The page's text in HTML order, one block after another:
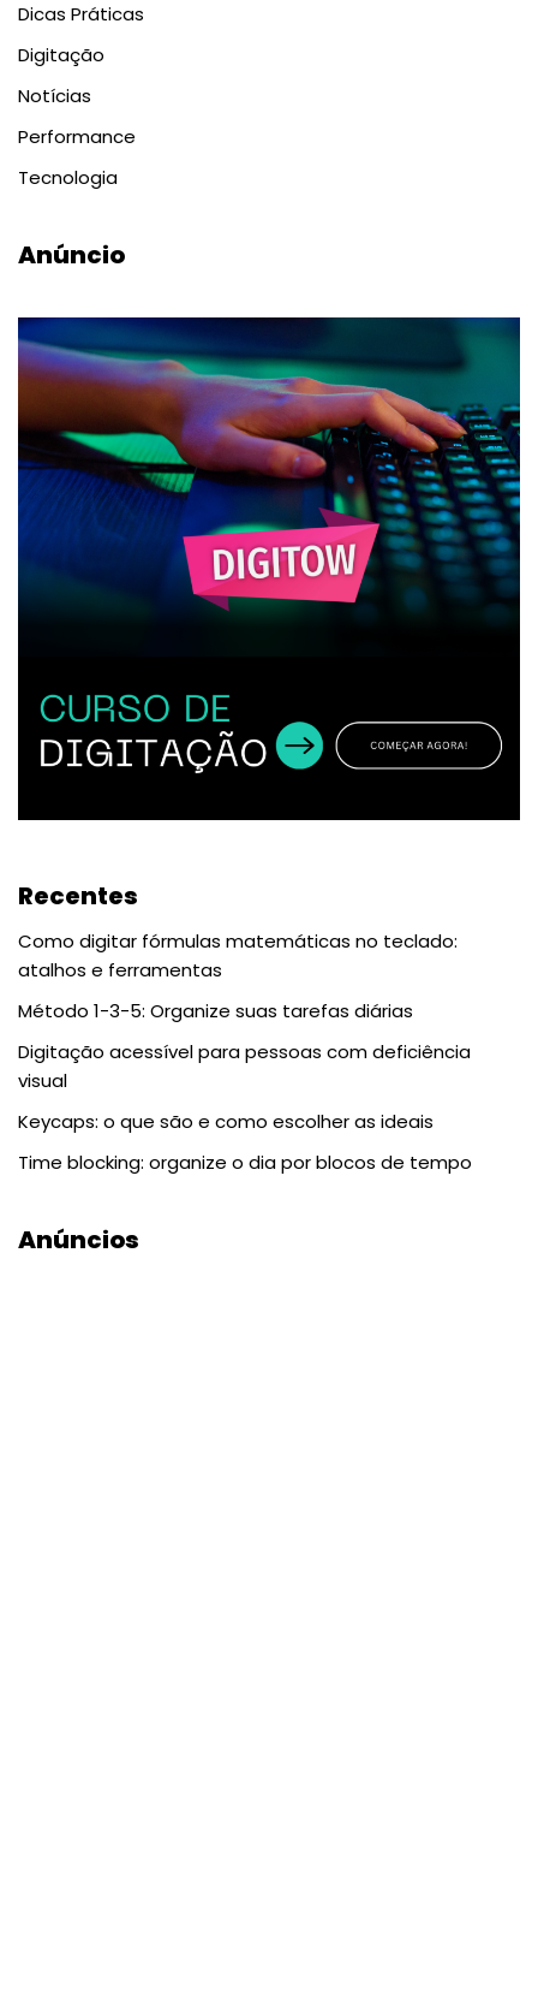
Dicas Práticas
Digitação
Notícias
Performance
Tecnologia
Anúncio
Recentes
Como digitar fórmulas matemáticas no teclado:
atalhos e ferramentas
Método 1-3-5: Organize suas tarefas diárias
Digitação acessível para pessoas com deficiência
visual
Keycaps: o que são e como escolher as ideais
Time blocking: organize o dia por blocos de tempo
Anúncios